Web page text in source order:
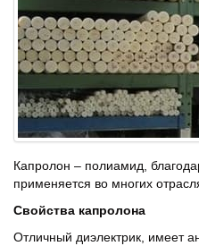
Капролон – полиамид,
применяется во многих
Свойства капролона
Отличный диэлектрик, имеет